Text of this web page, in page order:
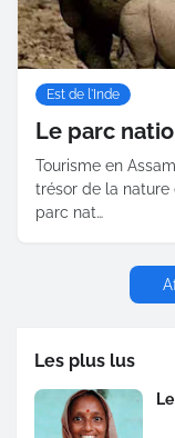
Est de l'Inde
Le parc
Tourisme en
trésor de la nature
parc nat…
Les plus lus